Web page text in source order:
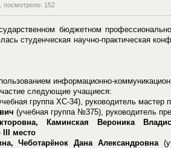
, посмотрело: 152
бюджетном
студенческая научно-практическая
информационно-
следующие учащиеся:
группа ХС-34), руководитель мастер
(учебная группа №375), руководитель
Каминская Вероника
место
Чеботарёнок Дана Александровна